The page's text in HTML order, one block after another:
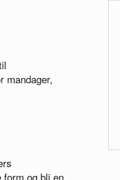
mandager,
og bli en